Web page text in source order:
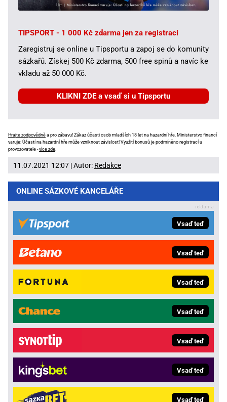
TIPSPORT - 1 000 Kč zdarma jen za registraci
Zaregistruj se online u Tipsportu a zapoj se do komunity
sázkařů. Získej 500 Kč zdarma, 500 free spinů a navíc ke
vkladu až 50 000 Kč.
KLIKNI ZDE a vsaď si u Tipsportu
Hrajte zodpovědně a pro zábavu! Zákaz účasti osob mladších 18 let na hazardní hře. Ministerstvo financí
varuje: Účastí na hazardní hře může vzniknout závislost! Využití bonusů je podmíněno registrací u
provozovatele -více zde
11.07.2021 12:07 | Autor: Redakce
ONLINE SÁZKOVÉ KANCELÁŘE
Vsaď teď
Vsaď teď
Vsaď teď
Vsaď teď
Vsaď teď
Vsaď teď
Vsaď teď